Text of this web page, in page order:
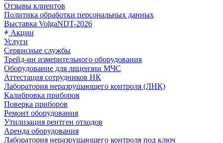
Отзывы клиентов
Политика обработки персональных данных
Выставка VolgaNDT-2026
Акции
Услуги
Сервисные службы
Трейд-ин измерительного оборудования
Оборудование для лицензии МЧС
Аттестация сотрудников НК
Лаборатория неразрушающего контроля (ЛНК)
Калибровка приборов
Поверка приборов
Ремонт оборудования
Утилизация рентген отходов
Аренда оборудования
Лаборатория неразрушающего контроля под ключ